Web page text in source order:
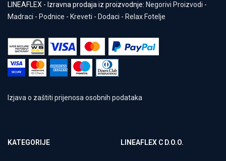
LINEAFLEX - Izravna prodaja iz proizvodnje: Negorivi Proizvodi -
Madraci - Podnice - Kreveti - Dodaci - Relax Fotelje
Izjava o zaštiti prijenosa osobnih podataka
KATEGORIJE LINEAFLEX C D.O.O.